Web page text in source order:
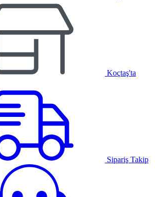
Koçtaş'ta
Sipariş Takip